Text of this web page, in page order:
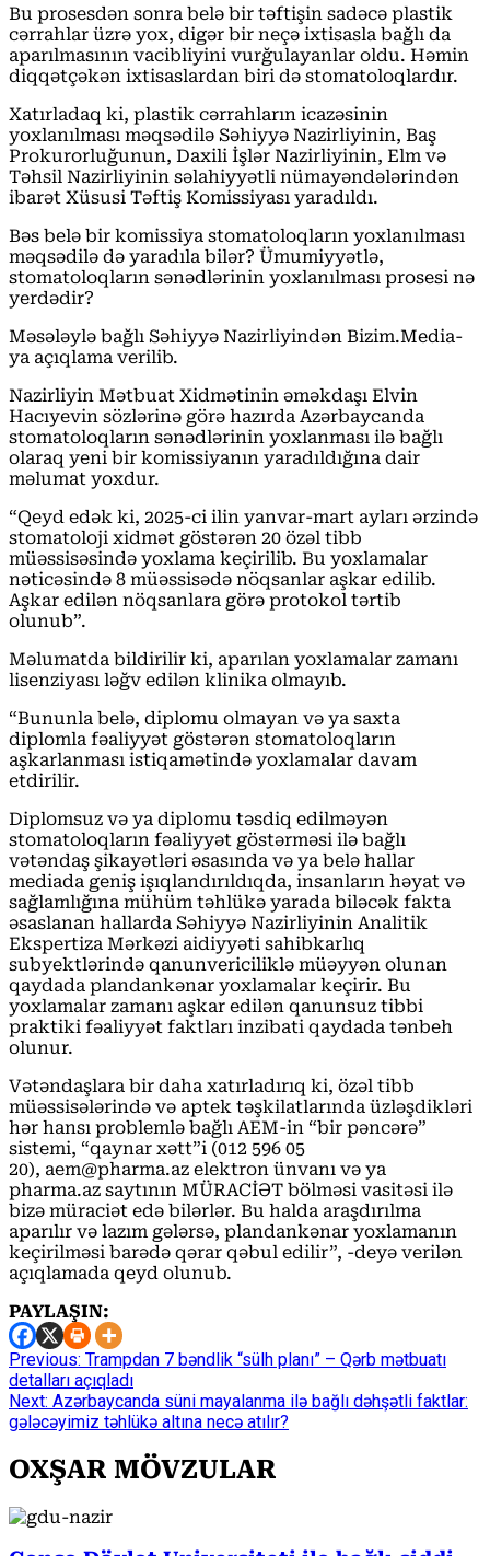
Bu prosesdən sonra belə bir təftişin sadəcə plastik
cərrahlar üzrə yox, digər bir neçə ixtisasla bağlı da
aparılmasının vacibliyini vurğulayanlar oldu. Həmin
diqqətçəkən ixtisaslardan biri də stomatoloqlardır.
Xatırladaq ki, plastik cərrahların icazəsinin
yoxlanılması məqsədilə Səhiyyə Nazirliyinin, Baş
Prokurorluğunun, Daxili İşlər Nazirliyinin, Elm və
Təhsil Nazirliyinin səlahiyyətli nümayəndələrindən
ibarət Xüsusi Təftiş Komissiyası yaradıldı.
Bəs belə bir komissiya stomatoloqların yoxlanılması
məqsədilə də yaradıla bilər? Ümumiyyətlə,
stomatoloqların sənədlərinin yoxlanılması prosesi nə
yerdədir?
Məsələylə bağlı Səhiyyə Nazirliyindən Bizim.Media-
ya açıqlama verilib.
Nazirliyin Mətbuat Xidmətinin əməkdaşı Elvin
Hacıyevin sözlərinə görə hazırda Azərbaycanda
stomatoloqların sənədlərinin yoxlanması ilə bağlı
olaraq yeni bir komissiyanın yaradıldığına dair
məlumat yoxdur.
“Qeyd edək ki, 2025-ci ilin yanvar-mart ayları ərzində
stomatoloji xidmət göstərən 20 özəl tibb
müəssisəsində yoxlama keçirilib. Bu yoxlamalar
nəticəsində 8 müəssisədə nöqsanlar aşkar edilib.
Aşkar edilən nöqsanlara görə protokol tərtib
olunub”.
Məlumatda bildirilir ki, aparılan yoxlamalar zamanı
lisenziyası ləğv edilən klinika olmayıb.
“Bununla belə, diplomu olmayan və ya saxta
diplomla fəaliyyət göstərən stomatoloqların
aşkarlanması istiqamətində yoxlamalar davam
etdirilir.
Diplomsuz və ya diplomu təsdiq edilməyən
stomatoloqların fəaliyyət göstərməsi ilə bağlı
vətəndaş şikayətləri əsasında və ya belə hallar
mediada geniş işıqlandırıldıqda, insanların həyat və
sağlamlığına mühüm təhlükə yarada biləcək fakta
əsaslanan hallarda Səhiyyə Nazirliyinin Analitik
Ekspertiza Mərkəzi aidiyyəti sahibkarlıq
subyektlərində qanunvericiliklə müəyyən olunan
qaydada plandankənar yoxlamalar keçirir. Bu
yoxlamalar zamanı aşkar edilən qanunsuz tibbi
praktiki fəaliyyət faktları inzibati qaydada tənbeh
olunur.
Vətəndaşlara bir daha xatırladırıq ki, özəl tibb
müəssisələrində və aptek təşkilatlarında üzləşdikləri
hər hansı problemlə bağlı AEM-in “bir pəncərə”
sistemi, “qaynar xətt”i (012 596 05
20), aem@pharma.az elektron ünvanı və ya
pharma.az saytının MÜRACİƏT bölməsi vasitəsi ilə
bizə müraciət edə bilərlər. Bu halda araşdırılma
aparılır və lazım gələrsə, plandankənar yoxlamanın
keçirilməsi barədə qərar qəbul edilir”, -deyə verilən
açıqlamada qeyd olunub.
PAYLAŞIN:
Continue
Reading
Previous: Trampdan 7 bəndlik “sülh planı” – Qərb mətbuatı
detalları açıqladı
Next: Azərbaycanda süni mayalanma ilə bağlı dəhşətli faktlar:
gələcəyimiz təhlükə altına necə atılır?
OXŞAR MÖVZULAR